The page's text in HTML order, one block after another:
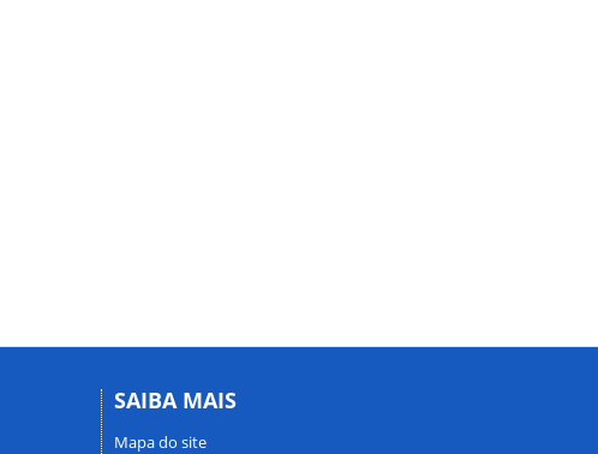
SAIBA MAIS
Mapa do site